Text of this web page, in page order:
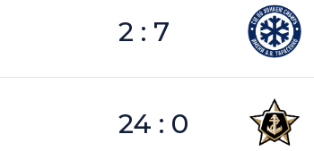
2 : 7
24 : 0